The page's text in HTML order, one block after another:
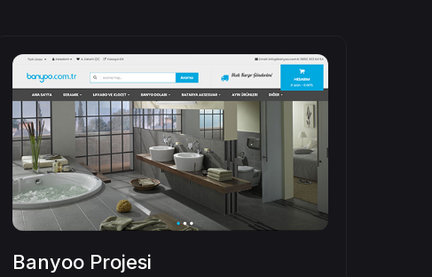
Banyoo Projesi